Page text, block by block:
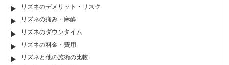
リズネのデメリット・リスク
リズネの痛み・麻酔
リズネのダウンタイム
リズネの料金・費用
リズネと他の施術の比較